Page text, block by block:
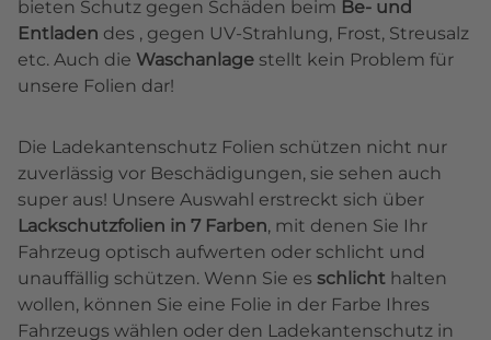
bieten Schutz gegen Schäden beim Be- und
Entladen des , gegen UV-Strahlung, Frost, Streusalz
etc. Auch die Waschanlage stellt kein Problem für
unsere Folien dar!
Die Ladekantenschutz Folien schützen nicht nur
zuverlässig vor Beschädigungen, sie sehen auch
super aus! Unsere Auswahl erstreckt sich über
Lackschutzfolien in 7 Farben, mit denen Sie Ihr
Fahrzeug optisch aufwerten oder schlicht und
unauffällig schützen. Wenn Sie es schlicht halten
wollen, können Sie eine Folie in der Farbe Ihres
Fahrzeugs wählen oder den Ladekantenschutz in